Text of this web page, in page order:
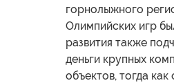
горнолыжного
Олимпийских игр
развития также
деньги крупных
объектов, тогда